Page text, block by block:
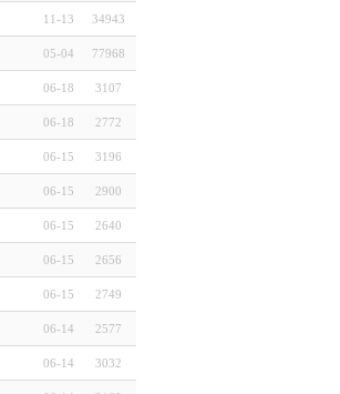
11-13 34943
05-04 77968
06-18 3107
06-18 2772
06-15 3196
06-15 2900
06-15 2640
06-15 2656
06-15 2749
06-14 2577
06-14 3032